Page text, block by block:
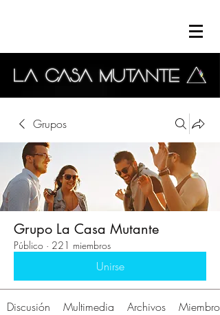
Grupos
Grupo La Casa Mutante
Público · 221 miembros
Unirse
Discusión Multimedia Archivos Miembros